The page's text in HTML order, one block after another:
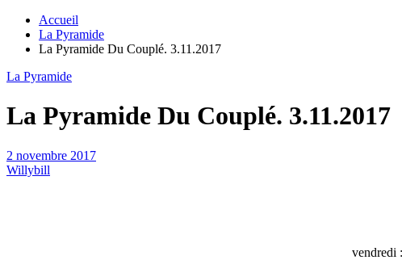
Accueil
La Pyramide
La Pyramide Du Couplé. 3.11.2017
La Pyramide
La Pyramide Du Couplé. 3.11.2017
2 novembre 2017
Willybill
vendredi